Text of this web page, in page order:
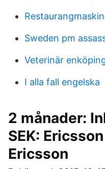
Sweden pm
Veterinär
I alla fall engelska
2 månader:
SEK:
Ericsson